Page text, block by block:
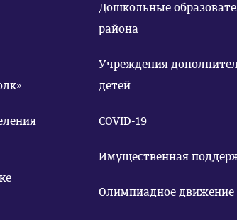
Дошкольные
района
Учреждения
детей
COVID-19
Имущественная
Олимпиадное движение